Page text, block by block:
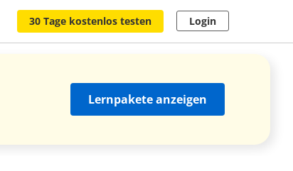
30 Tage kostenlos testen Login
Lernpakete anzeigen